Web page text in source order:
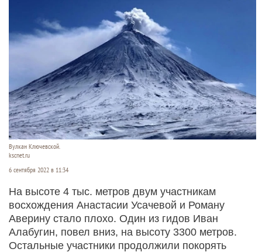
Вулкан Ключевской.
kscnet.ru
6 сентября 2022 в 11:34
На высоте 4 тыс. метров двум участникам
восхождения Анастасии Усачевой и Роману
Аверину стало плохо. Один из гидов Иван
Алабугин, повел вниз, на высоту 3300 метров.
Остальные участники продолжили покорять